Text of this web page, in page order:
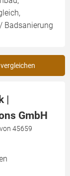
Badsanierung
|
GmbH
45659